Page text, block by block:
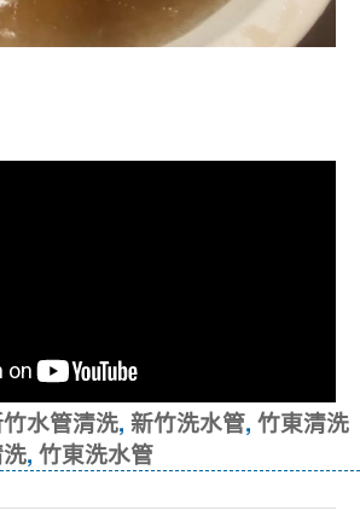
水管清洗, 新竹洗水管, 竹東清洗
, 竹東洗水管